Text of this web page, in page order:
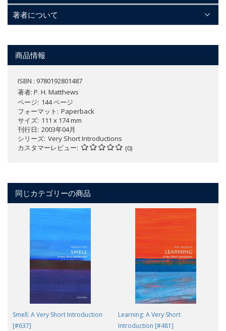
著者について
商品情報
ISBN : 9780192801487
著者: P. H. Matthews
ページ 144 ページ
フォーマット
Paperback
サイズ 111 x 174 mm
刊行日 2003年04月
シリーズ Very Short Introductions
カスタマーレビュー
(0)
同じカテゴリーの商品
Smell: A Very Short Introduction
[#637]
Learning: A Very Short
Introduction [#481]